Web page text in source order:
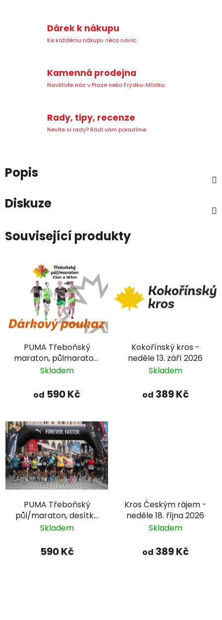
Dárek k nákupu
Ke každému nákupu něco navíc.
Kamenná prodejna
Navštivte nás v Praze nebo Frýdku-Místku.
Rady, tipy, recenze
Nevíte si rady? Rádi vám poradíme.
Popis
Diskuze
Související produkty
PUMA Třeboňský
maraton, půlmaraton,
10 a 5 km - DÁRKOVÝ
Skladem
od 590 Kč
Kokořínský kros -
neděle 13. září 2026
Skladem
od 389 Kč
PUMA Třeboňský
půl/maraton, desítka
a pětka 2026 - 3. října
Skladem
590 Kč
Kros Českým rájem -
neděle 18. října 2026
Skladem
od 389 Kč